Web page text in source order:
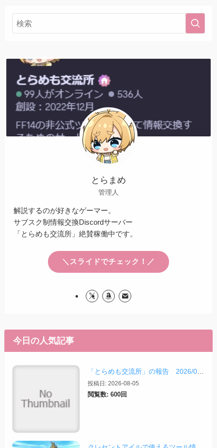
とらまめ
管理人
解説するのが好きなゲーマー。
サブスク制情報交換Discordサーバー
「とらめも交流所」絶賛稼働中です。
＼スライドでチェック！／
今日の人気記事
投稿日: 2026-08-05
閲覧数: 600回